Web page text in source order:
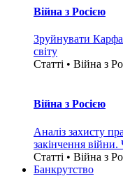
Війна з Росією
Зруйнувати
світу
Статті • Війна з
Війна з Росією
Аналіз захисту
закінчення війни.
Статті • Війна з
Банкрутство